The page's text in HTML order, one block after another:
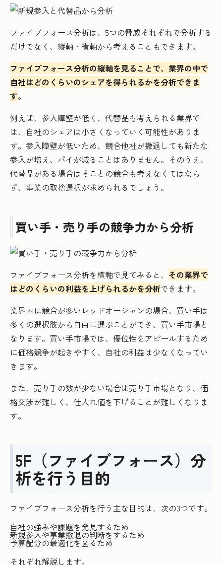
ファイブフォース分析は、5つの脅威それぞれで分析する
だけでなく、縦軸・横軸から考えることもできます。
ファイブフォース分析の縦軸を見ることで、業界の中で
自社はどのくらいのシェアを得られるかを分析できま
す。
例えば、参入障壁が低く、代替品も考えられる業界で
は、自社のシェアは小さくなっていく可能性がありま
す。参入障壁が低いため、競合他社が撤退しても新たな
参入が増え、パイが減ることはありません。そのうえ、
代替品がある場合はそことの競合も考えなくてはなら
ず、事業の取捨選択が求められるでしょう。
買い手・売り手の競争力から分析
ファイブフォース分析を横軸で見てみると、 その業界で
はどのくらいの利益を上げられるかを分析できます。
業界内に競合が多いレッドオーシャンの場合、買い手は
多くの選択肢から自由に選ぶことができ、買い手市場と
なります。買い手市場では、優位性をアピールするため
に価格競争が起きやすく、自社の利益は少なくなってい
きます。
また、売り手の数が少ない場合は売り手市場となり、価
格交渉が難しく、仕入れ値を下げることが難しくなりま
す。
5F（ファイブフォース）分
析を行う目的
ファイブフォース分析を行う主な目的は、次の3つです。
自社の強みや課題を発見するため
新規参入や事業撤退の判断をするため
予算配分の最適化を図るため
それぞれ解説します。